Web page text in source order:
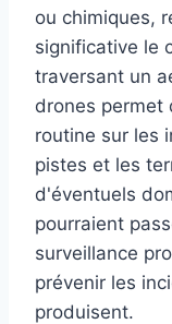
ou chimiques,
significative le
traversant un
drones permet
routine sur les
pistes et les
d'éventuels
pourraient
surveillance
prévenir les
produisent.